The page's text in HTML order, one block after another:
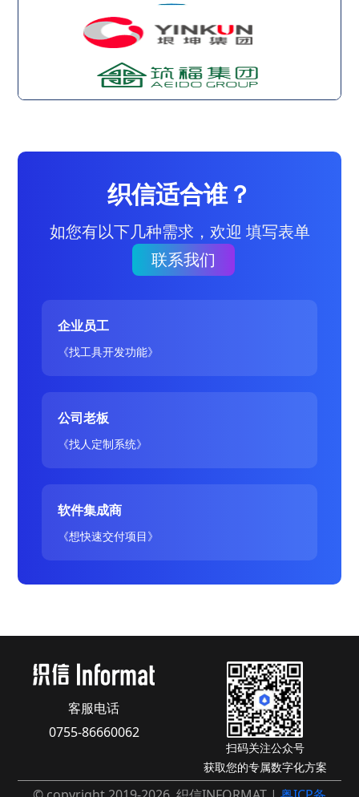
织信适合谁？
如您有以下几种需求，欢迎 填写表单
联系我们
企业员工
《找工具开发功能》
公司老板
《找人定制系统》
软件集成商
《想快速交付项目》
客服电话
0755-86660062
扫码关注公众号
获取您的专属数字化方案